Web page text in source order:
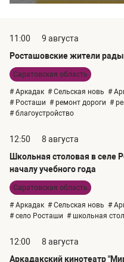
11:00
9 августа
Росташовские жители
Саратовская область
# Аркадак # Сельская новь #
# Росташи # ремонт дороги #
# благоустройство
12:50
8 августа
Школьная столовая в селе
началу учебного года
Саратовская область
# Аркадак # Сельская новь #
# село Росташи # школьная
12:00
8 августа
Аркадакский кинотеатр